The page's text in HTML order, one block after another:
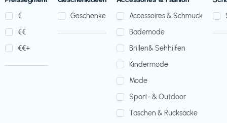
€‎
€‎€‎
€‎€‎+
Geschenke
Accessoires & Schmuck
Bademode
Brillen& Sehhilfen
Kindermode
Mode
Sport- & Outdoor
Taschen & Rucksäcke